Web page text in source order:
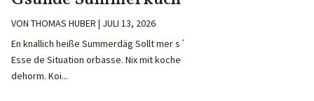
VON THOMAS HUBER | JULI 13, 2026
En knallich heiße Summerdäg Sollt mer s´
Esse de Situation orbasse. Nix mit koche
dehorm. Koi...